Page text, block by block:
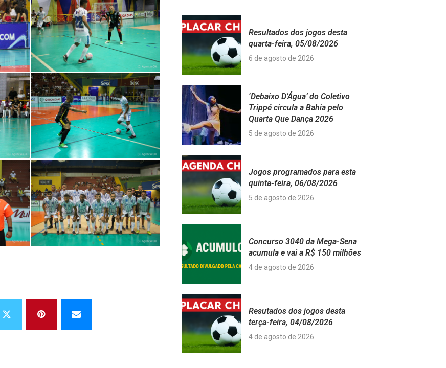
Resultados dos jogos desta
quarta-feira, 05/08/2026
6 de agosto de 2026
‘Debaixo D’Água’ do Coletivo
Trippé circula a Bahia pelo
Quarta Que Dança 2026
5 de agosto de 2026
Jogos programados para esta
quinta-feira, 06/08/2026
5 de agosto de 2026
Concurso 3040 da Mega-Sena
acumula e vai a R$ 150 milhões
4 de agosto de 2026
Resutados dos jogos desta
terça-feira, 04/08/2026
4 de agosto de 2026